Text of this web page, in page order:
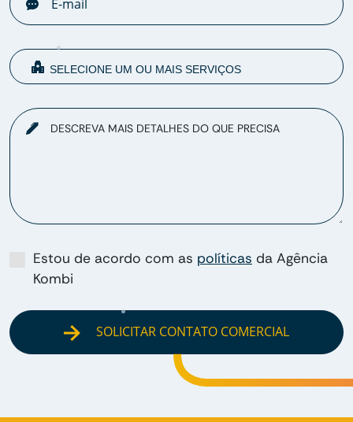
DESCREVA MAIS DETALHES DO QUE PRECISA
Estou de acordo com as políticas da Agência
Kombi
SOLICITAR CONTATO COMERCIAL